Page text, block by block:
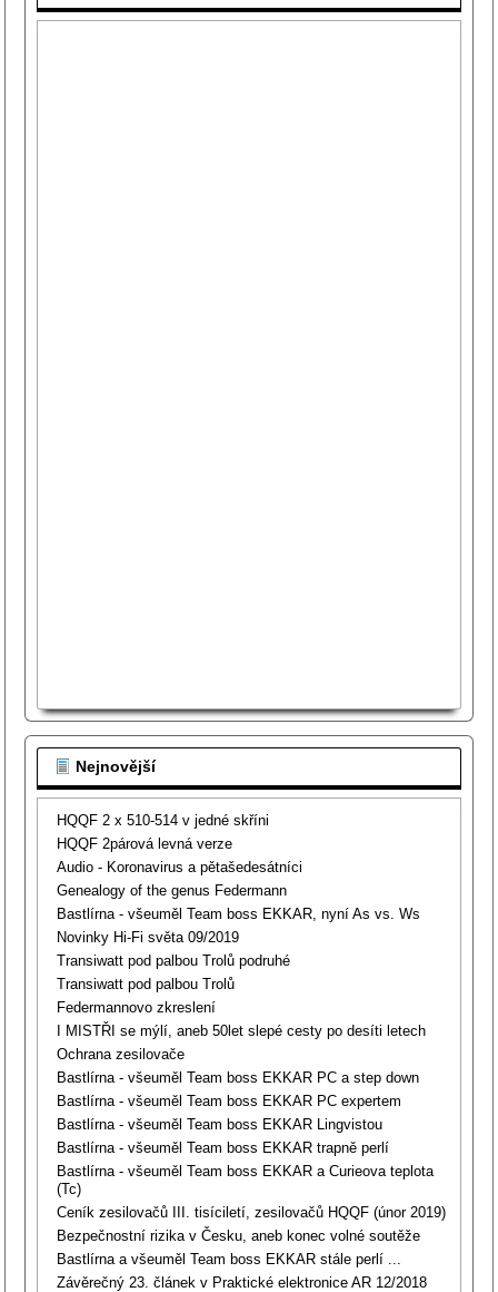
Nejnovější
HQQF 2 x 510-514 v jedné skříni
HQQF 2párová levná verze
Audio - Koronavirus a pětašedesátníci
Genealogy of the genus Federmann
Bastlírna - všeuměl Team boss EKKAR, nyní As vs. Ws
Novinky Hi-Fi světa 09/2019
Transiwatt pod palbou Trolů podruhé
Transiwatt pod palbou Trolů
Federmannovo zkreslení
I MISTŘI se mýlí, aneb 50let slepé cesty po desíti letech
Ochrana zesilovače
Bastlírna - všeuměl Team boss EKKAR PC a step down
Bastlírna - všeuměl Team boss EKKAR PC expertem
Bastlírna - všeuměl Team boss EKKAR Lingvistou
Bastlírna - všeuměl Team boss EKKAR trapně perlí
Bastlírna - všeuměl Team boss EKKAR a Curieova teplota
(Tc)
Ceník zesilovačů III. tisíciletí, zesilovačů HQQF (únor 2019)
Bezpečnostní rizika v Česku, aneb konec volné soutěže
Bastlírna a všeuměl Team boss EKKAR stále perlí ...
Závěrečný 23. článek v Praktické elektronice AR 12/2018